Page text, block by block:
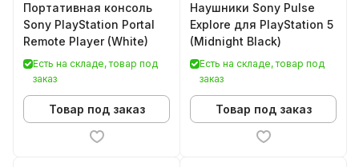
Портативная консоль
Sony PlayStation Portal
Remote Player (White)
Есть на складе, товар под
заказ
Товар под заказ
Наушники Sony Pulse
Explore для PlayStation 5
(Midnight Black)
Есть на складе, товар под
заказ
Товар под заказ